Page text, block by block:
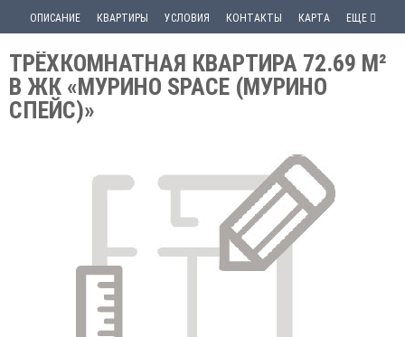
ОПИСАНИЕ КВАРТИРЫ УСЛОВИЯ КОНТАКТЫ КАРТА ЕЩЕ
ТРЁХКОМНАТНАЯ КВАРТИРА 72.69 М²
В ЖК «МУРИНО SPACE (МУРИНО
СПЕЙС)»